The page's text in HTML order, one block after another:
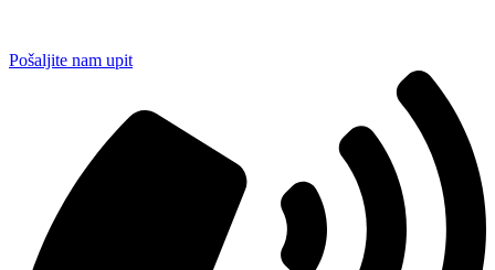
Pošaljite nam upit